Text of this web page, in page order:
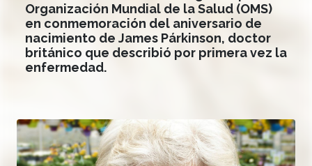
Organización Mundial de la Salud (OMS)
en conmemoración del aniversario de
nacimiento de James Párkinson, doctor
británico que describió por primera vez la
enfermedad.